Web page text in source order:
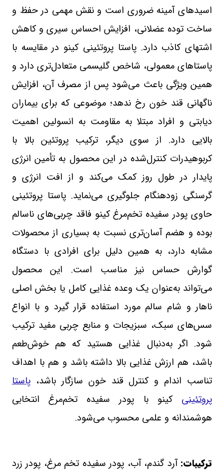
اسیدهای آمینه ضروری است و نقش مهمی در حفظ و
ساخت توده عضلانی، افزایش احساس سیری و کاهش
اشتهای کاذب دارد. پاستا پروتئینی کینو در مقایسه با
پاستاهای معمولی، شاخص گلیسمی متعادل‌تری دارد و
همین ویژگی باعث می‌شود پس از مصرف آن، افزایش
ناگهانی قند خون رخ ندهد؛ موضوعی که برای بیماران
دیابتی و افراد مبتلا به مقاومت به انسولین اهمیت
بالایی دارد. از سوی دیگر، ترکیب پروتئین بالا با
کربوهیدرات کنترل‌شده در این محصول به تأمین انرژی
پایدار در طول روز کمک می‌کند و از افت انرژی و
گرسنگی زودهنگام جلوگیری می‌نماید. پاستا پروتئینی
حاوی پودر سفیده تخم‌مرغ کینو فاقد چربی‌های ناسالم
بوده و هضم آسان‌تری نسبت به بسیاری از محصولات
مشابه دارد، به همین دلیل برای افرادی با دستگاه
گوارش حساس نیز مناسب است. این محصول
می‌تواند به‌عنوان یک وعده غذایی کامل یا بخش اصلی
ناهار و شام سالم مورد استفاده قرار گیرد و با انواع
سس‌های سبک، سبزیجات و منابع چربی مفید ترکیب
شود. اگر به‌دنبال غذایی هستید که هم خوش‌طعم
باشد، هم ارزش غذایی بالا داشته باشد و هم با اهداف
تناسب اندام و کنترل قند خون سازگار باشد،پاستا
پروتئینی کینو با پودر سفیده تخم‌مرغ انتخابی
هوشمندانه و علمی محسوب می‌شود.
ترکیبات: آرد گندم، آب، پودر سفیده تخم مرغ، پودر زرد